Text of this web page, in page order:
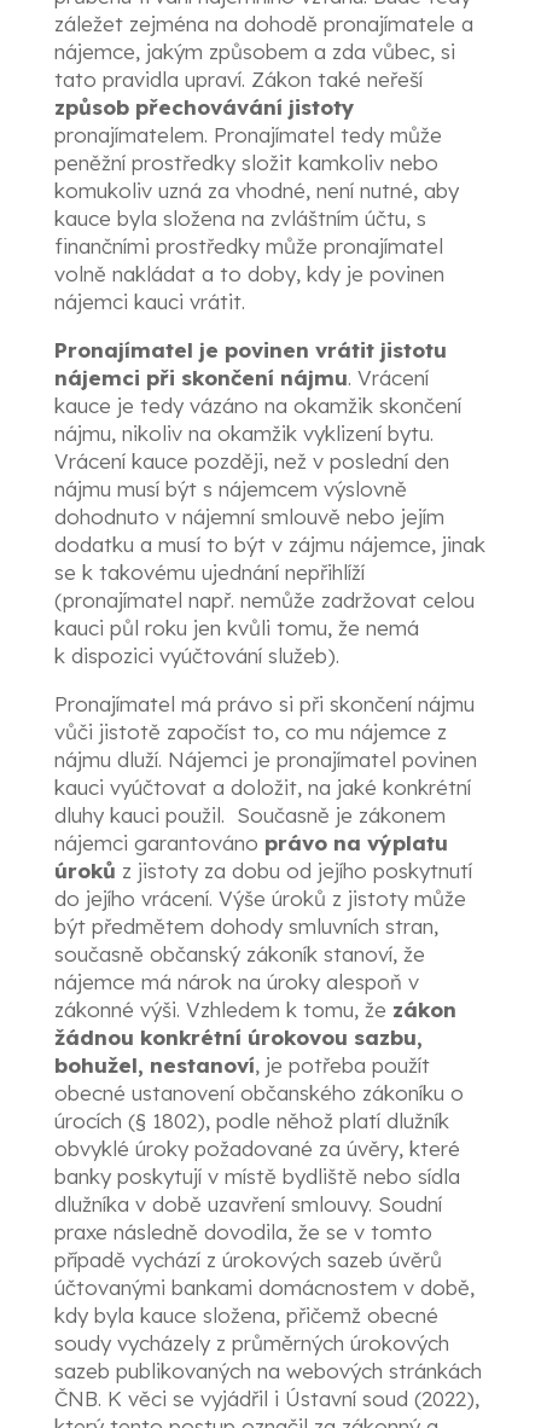
záležet zejména na dohodě pronajímatele a
nájemce, jakým způsobem a zda vůbec, si
tato pravidla upraví. Zákon také neřeší
způsob přechovávání jistoty
pronajímatelem. Pronajímatel tedy může
peněžní prostředky složit kamkoliv nebo
komukoliv uzná za vhodné, není nutné, aby
kauce byla složena na zvláštním účtu, s
finančními prostředky může pronajímatel
volně nakládat a to doby, kdy je povinen
nájemci kauci vrátit.
Pronajímatel je povinen vrátit jistotu
nájemci při skončení nájmu. Vrácení
kauce je tedy vázáno na okamžik skončení
nájmu, nikoliv na okamžik vyklizení bytu.
Vrácení kauce později, než v poslední den
nájmu musí být s nájemcem výslovně
dohodnuto v nájemní smlouvě nebo jejím
dodatku a musí to být v zájmu nájemce, jinak
se k takovému ujednání nepřihlíží
(pronajímatel např. nemůže zadržovat celou
kauci půl roku jen kvůli tomu, že nemá
k dispozici vyúčtování služeb).
Pronajímatel má právo si při skončení nájmu
vůči jistotě započíst to, co mu nájemce z
nájmu dluží. Nájemci je pronajímatel povinen
kauci vyúčtovat a doložit, na jaké konkrétní
dluhy kauci použil. Současně je zákonem
nájemci garantováno právo na výplatu
úroků z jistoty za dobu od jejího poskytnutí
do jejího vrácení. Výše úroků z jistoty může
být předmětem dohody smluvních stran,
současně občanský zákoník stanoví, že
nájemce má nárok na úroky alespoň v
zákonné výši. Vzhledem k tomu, že zákon
žádnou konkrétní úrokovou sazbu,
bohužel, nestanoví, je potřeba použít
obecné ustanovení občanského zákoníku o
úrocích (§ 1802), podle něhož platí dlužník
obvyklé úroky požadované za úvěry, které
banky poskytují v místě bydliště nebo sídla
dlužníka v době uzavření smlouvy. Soudní
praxe následně dovodila, že se v tomto
případě vychází z úrokových sazeb úvěrů
účtovanými bankami domácnostem v době,
kdy byla kauce složena, přičemž obecné
soudy vycházely z průměrných úrokových
sazeb publikovaných na webových stránkách
ČNB. K věci se vyjádřil i Ústavní soud (2022),